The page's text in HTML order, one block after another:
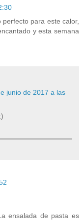
para este calor,
y esta semana
junio de 2017 a las
ensalada de pasta es